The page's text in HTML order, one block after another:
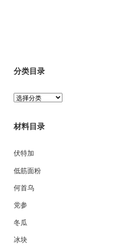
分类目录
分
录
材料目录
伏特加
低筋面粉
何首乌
党参
冬瓜
冰块